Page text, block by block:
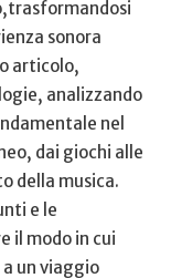
sonora
articolo,
analizzando
nel
dai giochi alle
della musica.
e le
il modo in ​cui
un viaggio